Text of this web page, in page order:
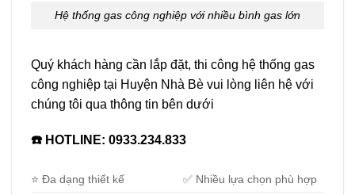
Hệ thống gas công nghiệp với nhiều bình gas lớn
Quý khách hàng cần lắp đặt, thi công hệ thống gas
công nghiệp tại Huyện Nhà Bè vui lòng liên hệ với
chúng tôi qua thông tin bên dưới
☎️ HOTLINE: 0933.234.833
⭐ Đa dạng thiết kế ✅ Nhiều lựa chọn phù hợp